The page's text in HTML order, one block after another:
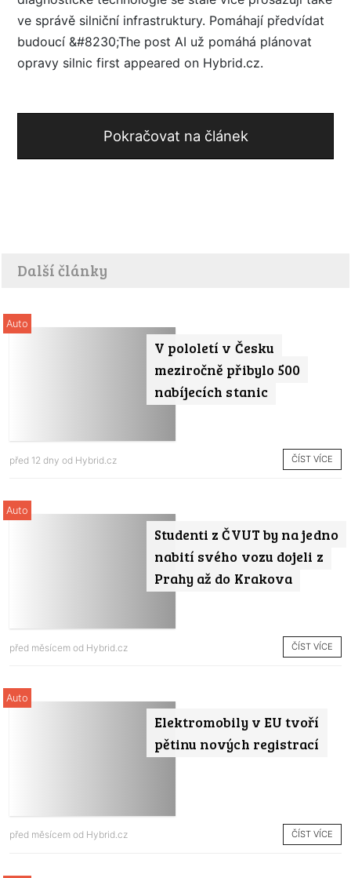
ve správě silniční infrastruktury. Pomáhají předvídat
budoucí &#8230;The post AI už pomáhá plánovat
opravy silnic first appeared on Hybrid.cz.
Pokračovat na článek
Další články
V pololetí v Česku
meziročně přibylo 500
nabíjecích stanic
Auto
před 12 dny od Hybrid.cz ČÍST VÍCE
Studenti z ČVUT by na jedno
nabití svého vozu dojeli z
Prahy až do Krakova
Auto
před měsícem od Hybrid.cz ČÍST VÍCE
Elektromobily v EU tvoří
pětinu nových registrací
Auto
před měsícem od Hybrid.cz ČÍST VÍCE